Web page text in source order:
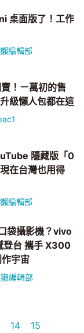
桌面版了！工作
編輯部
！ㄧ萬初的售
級懶人包都在這
隱藏版「0
在台灣也用得
編輯部
袋攝影機？vivo
台 攜手 X300
宇宙
編輯部
14 15